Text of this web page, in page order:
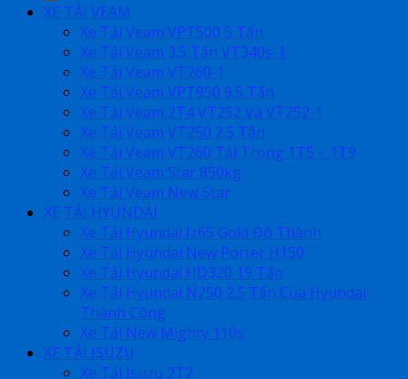
XE TẢI VEAM
Xe Tải Veam VPT500 5 Tấn
Xe Tải Veam 3.5 Tấn VT340s-1
Xe Tải Veam VT260-1
Xe Tải Veam VPT950 9.5 Tấn
Xe Tải Veam 2T4 VT252 Và VT252-1
Xe Tải Veam VT250 2.5 Tấn
Xe Tải Veam VT260 Tải Trọng 1T5 – 1T9
Xe Tải Veam Star 850kg
Xe Tải Veam New Star
XE TẢI HYUNDAI
Xe Tải Hyundai Iz65 Gold Đô Thành
Xe Tải Hyundai New Porter H150
Xe Tải Hyundai HD320 19 Tấn
Xe Tải Hyundai N250 2.5 Tấn Của Hyundai
Thành Công
Xe Tải New Mighty 110s
XE TẢI ISUZU
Xe Tải Isuzu 2T2